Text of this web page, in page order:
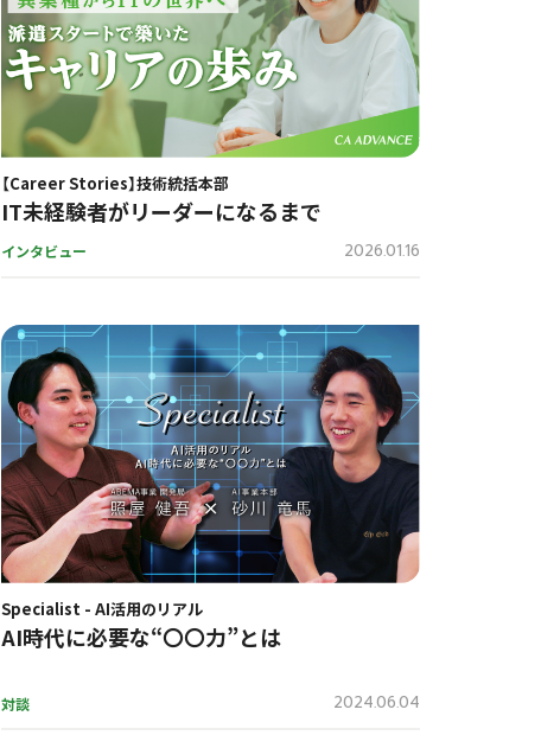
【Career Stories】技術統括本部
IT未経験者がリーダーになるまで
インタビュー 2026.01.16
Specialist - AI活用のリアル
AI時代に必要な“〇〇力”とは
対談 2024.06.04